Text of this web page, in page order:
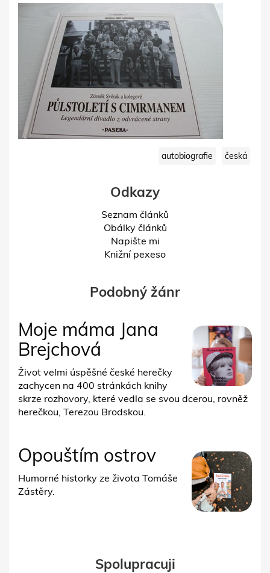
autobiografie česká
Odkazy
Seznam článků
Obálky článků
Napište mi
Knižní pexeso
Podobný žánr
Moje máma Jana
Brejchová
Život velmi úspěšné české herečky
zachycen na 400 stránkách knihy
skrze rozhovory, které vedla se svou dcerou, rovněž
herečkou, Terezou Brodskou.
Opouštím ostrov
Humorné historky ze života Tomáše
Zástěry.
Spolupracuji